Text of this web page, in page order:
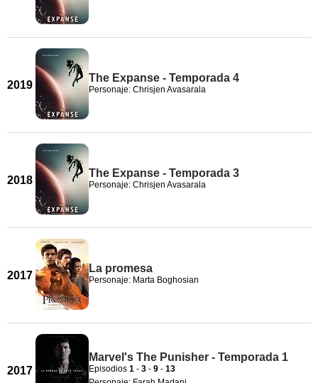
2019
The Expanse - Temporada 4
Personaje: Chrisjen Avasarala
2018
The Expanse - Temporada 3
Personaje: Chrisjen Avasarala
2017
La promesa
Personaje: Marta Boghosian
2017
Marvel's The Punisher - Temporada 1
Episodios 1 - 3 - 9 - 13